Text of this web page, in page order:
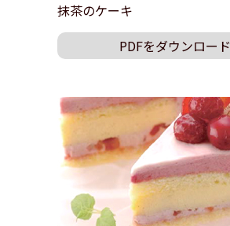
抹茶のケーキ
PDFをダウンロード